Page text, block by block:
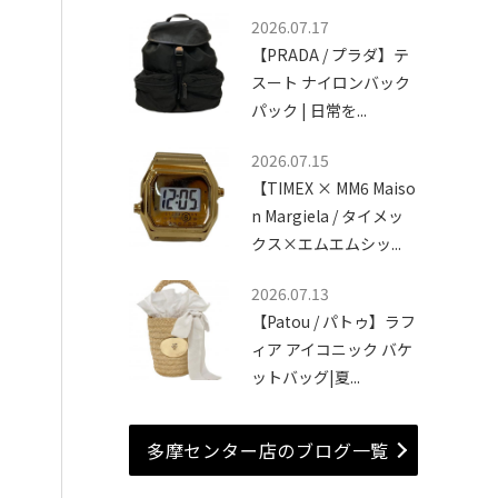
2026.07.17
【PRADA / プラダ】テ
スート ナイロンバック
パック | 日常を...
2026.07.15
【TIMEX × MM6 Maiso
n Margiela / タイメッ
クス×エムエムシッ...
2026.07.13
【Patou / パトゥ】ラフ
ィア アイコニック バケ
ットバッグ|夏...
多摩センター店のブログ一覧